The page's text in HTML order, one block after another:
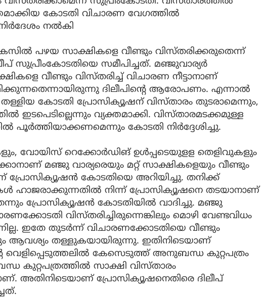
കോടതി വിചാരണ വേഗത്തില്‍
നല്‍കി
പഴയ സാക്ഷികളെ വീണ്ടും വിസ്തരിക്കരുതെന്ന്
സുപ്രീംകോടതിയെ സമീപിച്ചത്. മഞ്ജുവാര്യര്‍
വീണ്ടും വിസ്തരിച്ച് വിചാരണ നീട്ടാനാണ്
ദിലീപിന്റെ ആരോപണം. എന്നാല്‍
തള്ളിയ കോടതി പ്രോസിക്യൂഷന് വിസ്താരം തുടരാമെന്നും,
ഇടപെടില്ലെന്നും വ്യക്തമാക്കി. വിസ്താരമടക്കമുള്ള
പൂര്‍ത്തിയാക്കണമെന്നും കോടതി നിര്‍ദ്ദേശിച്ചു.
വോയിസ് റെക്കോര്‍ഡിങ് ഉള്‍പ്പടെയുളള തെളിവുകളും
മഞ്ജു വാര്യരെയും മറ്റ് സാക്ഷികളെയും വീണ്ടും
പ്രോസിക്യൂഷന്‍ കോടതിയെ അറിയിച്ചു. തനിക്ക്
ഹാജരാക്കുന്നതില്‍ നിന്ന് പ്രോസിക്യൂഷനെ തടയാനാണ്
പ്രോസിക്യൂഷന്‍ കോടതിയില്‍ വാദിച്ചു. മഞ്ജു
വിസ്തരിച്ചിരുന്നെങ്കിലും മൊഴി വേണ്ടവിധം
ഇതേ തുടര്‍ന്ന് വിചാരണക്കോടതിയെ വീണ്ടും
ആവശ്യം തള്ളുകയായിരുന്നു. ഇതിനിടെയാണ്
വെളിപ്പെടുത്തലില്‍ കേസെടുത്ത് അനുബന്ധ കുറ്റപത്രം
കുറ്റപത്രത്തില്‍ സാക്ഷി വിസ്താരം
അതിനിടെയാണ് പ്രോസിക്യൂഷനെതിരെ ദിലീപ്